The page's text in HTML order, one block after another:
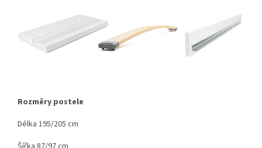
Rozměry postele
Délka 195/205 cm